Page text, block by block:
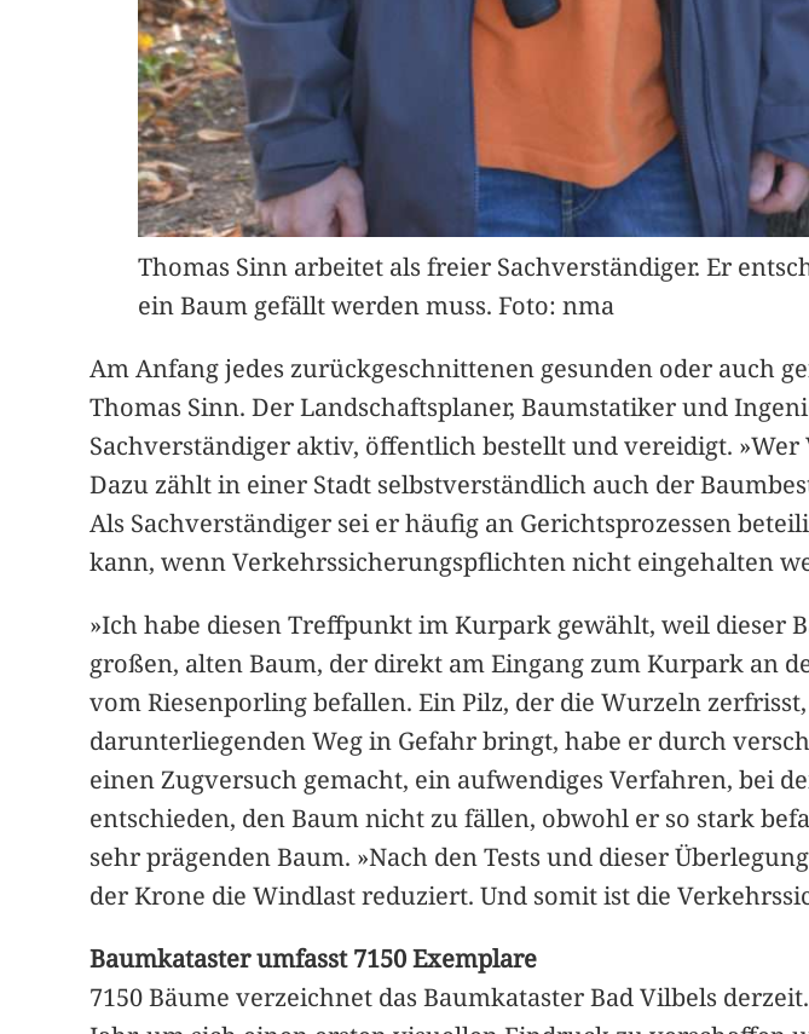
Thomas Sinn arbeitet als freier Sachverständiger. Er
ein Baum gefällt werden muss. Foto: nma
Am Anfang jedes zurückgeschnittenen gesunden oder auch
Thomas Sinn. Der Landschaftsplaner, Baumstatiker und
Sachverständiger aktiv, öffentlich bestellt und vereidigt.
Dazu zählt in einer Stadt selbstverständlich auch der
Als Sachverständiger sei er häufig an Gerichtsprozessen
kann, wenn Verkehrssicherungspflichten nicht eingehalten
»Ich habe diesen Treffpunkt im Kurpark gewählt, weil dieser
großen, alten Baum, der direkt am Eingang zum Kurpark an
vom Riesenporling befallen. Ein Pilz, der die Wurzeln
darunterliegenden Weg in Gefahr bringt, habe er durch
einen Zugversuch gemacht, ein aufwendiges Verfahren, bei
entschieden, den Baum nicht zu fällen, obwohl er so stark
sehr prägenden Baum. »Nach den Tests und dieser
der Krone die Windlast reduziert. Und somit ist die
Baumkataster umfasst 7150 Exemplare
7150 Bäume verzeichnet das Baumkataster Bad Vilbels